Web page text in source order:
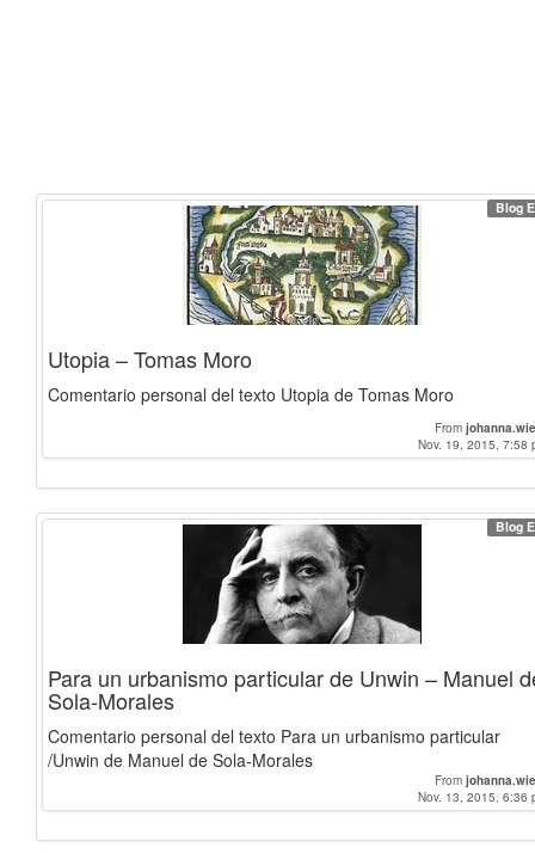
Blog
Utopia – Tomas Moro
Comentario personal del texto Utopia de Tomas Moro
From
Nov. 19, 2015, 7:58
Blog
Para un urbanismo particular de Unwin – Manuel
Sola-Morales
Comentario personal del texto Para un urbanismo particular
/Unwin de Manuel de Sola-Morales
From
Nov. 13, 2015, 6:36